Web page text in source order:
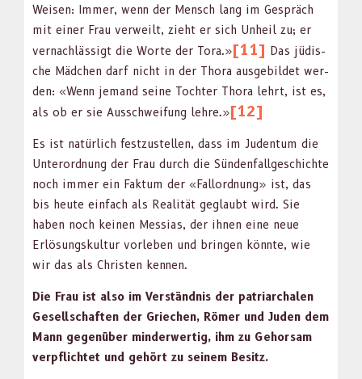
Weisen: Immer, wenn der Men­sch lang im Gespräch
mit ein­er Frau ver­weilt, zieht er sich Unheil zu; er
ver­nach­läs­sigt die Worte der Tora.»[11] Das jüdis­
che Mäd­chen darf nicht in der Tho­ra aus­ge­bildet wer­
den: «Wenn jemand seine Tochter Tho­ra lehrt, ist es,
als ob er sie Auss­chwei­fung lehre.»[12]
Es ist natür­lich festzustellen, dass im Juden­tum die
Unterord­nung der Frau durch die Sün­den­fallgeschichte
noch immer ein Fak­tum der «Fal­lord­nung» ist, das
bis heute ein­fach als Real­ität geglaubt wird. Sie
haben noch keinen Mes­sias, der ihnen eine neue
Erlö­sungskul­tur vor­leben und brin­gen kön­nte, wie
wir das als Chris­ten ken­nen.
Die Frau ist also im Ver­ständ­nis der patri­ar­chalen
Gesellschaften der Griechen, Römer und Juden dem
Mann gegenüber min­der­w­er­tig, ihm zu Gehor­sam
verpflichtet und gehört zu seinem Besitz.